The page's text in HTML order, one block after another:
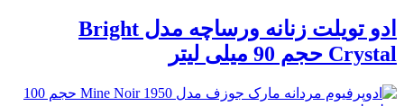
ادو تویلت زنانه ورساچه مدل Bright
Crystal حجم 90 میلی لیتر